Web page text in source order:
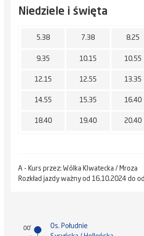
Niedziele i święta
5.38 7.38 8.25
9.35 10.15 10.55
12.15 12.55 13.35
14.55 15.35 16.40
18.40 19.40 20.40
A - Kurs przez: Wólka Klwatecka / Mroza
Rozkład jazdy ważny od 16.10.2024 do
00'
Os. Południe